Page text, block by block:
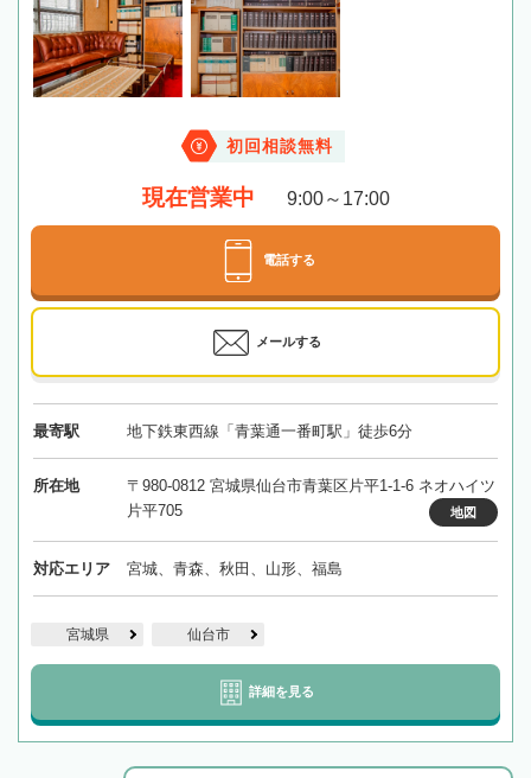
初回相談無料
現在営業中 9:00～17:00
電話する
メールする
最寄駅 地下鉄東西線「青葉通一番町駅」徒歩6分
所在地
〒980-0812 宮城県仙台市青葉区片平1-1-6 ネオハイツ
片平705
地図
対応エリア 宮城、青森、秋田、山形、福島
宮城県 仙台市
詳細を見る